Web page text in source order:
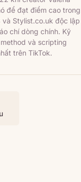
để đạt điểm cao trong
Stylist.co.uk độc lập
chí dòng chính. Kỹ
và scripting
trên TikTok.